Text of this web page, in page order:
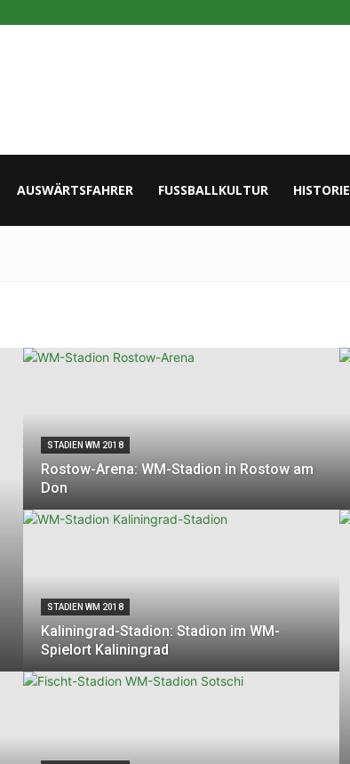
AUSWÄRTSFAHRER FUSSBALLKULTUR HISTORIE
STADIEN WM 2018
Rostow-Arena: WM-Stadion in Rostow am
Don
STADIEN WM 2018
Kaliningrad-Stadion: Stadion im WM-
Spielort Kaliningrad